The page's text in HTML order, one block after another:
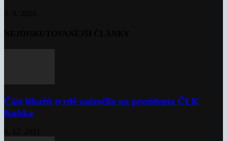
Část lékařů tvrdě zaútočila na prezidenta ČLK
Kubka